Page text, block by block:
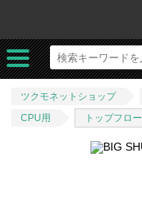
ツクモネットショップ
CPU用
トップフロー